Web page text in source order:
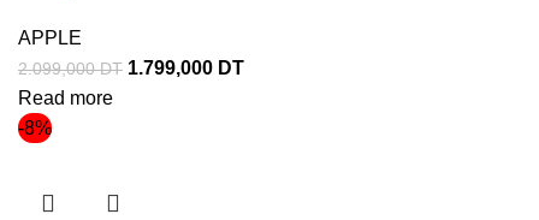
APPLE
2.099,000DT 1.799,000 DT
Read more
-8%